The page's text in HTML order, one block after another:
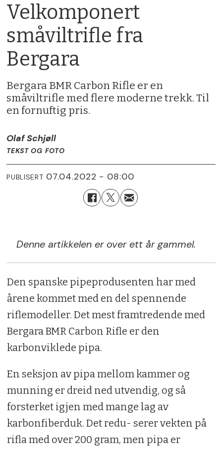
Velkomponert
småviltrifle fra
Bergara
Bergara BMR Carbon Rifle er en
småviltrifle med flere moderne trekk. Til
en fornuftig pris.
Olaf Schjøll
TEKST OG FOTO
PUBLISERT 07.04.2022 - 08:00
Denne artikkelen er over ett år gammel.
Den spanske pipeprodusenten har med
årene kommet med en del spennende
riflemodeller. Det mest framtredende med
Bergara BMR Carbon Rifle er den
karbonviklede pipa.
En seksjon av pipa mellom kammer og
munning er dreid ned utvendig, og så
forsterket igjen med mange lag av
karbonfiberduk. Det redu- serer vekten på
rifla med over 200 gram, men pipa er